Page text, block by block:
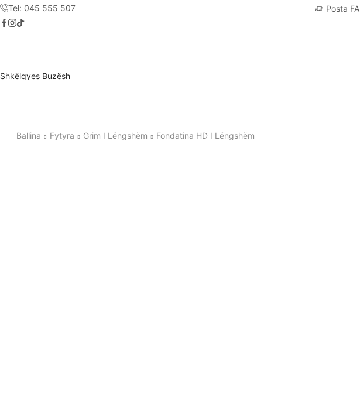
Tel: 045 555 507 Posta
Shkëlqyes Buzësh
Ballina
Fytyra Grim I Lëngshëm Fondatina HD I Lëngshëm